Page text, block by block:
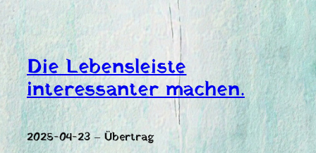
Die Lebensleiste
interessanter machen.
2025-04-23 – Übertrag